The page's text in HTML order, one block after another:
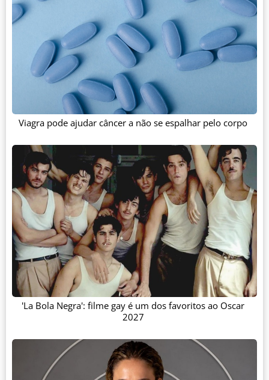
Viagra pode ajudar câncer a não se espalhar pelo corpo
'La Bola Negra': filme gay é um dos favoritos ao Oscar
2027